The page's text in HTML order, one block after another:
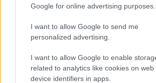
Google for online advertising purposes.
I want to allow Google to send me
personalized advertising.
I want to allow Google to enable
related to analytics like cookies on web
device identifiers in apps.
2018 και τίθενται σε λειτουργία το
Καινοτομίας και Ανάπτυξης «Ιάσων», με
(Ευφυών Συστημάτων Παραγωγής και
Πολιτισμού και Τεχνολογιών
Εκπαίδευσης, Αγροτικής Ανάπτυξης,
Βελτίωσης Ζώων, Κινησιολογίας,